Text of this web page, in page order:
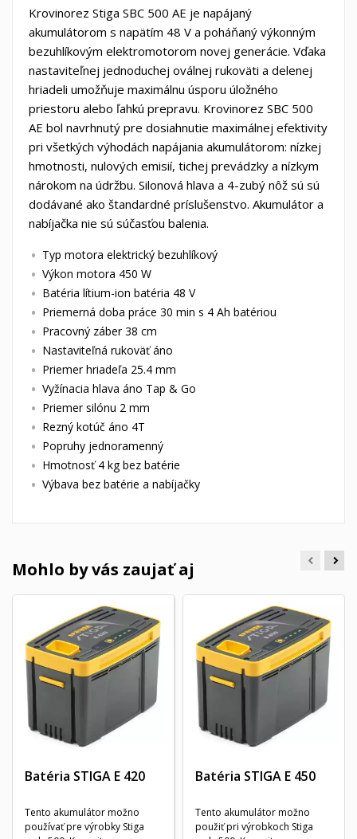
Krovinorez Stiga SBC 500 AE je napájaný
akumulátorom s napätím 48 V a poháňaný výkonným
bezuhlíkovým elektromotorom novej generácie. Vďaka
nastaviteľnej jednoduchej oválnej rukoväti a delenej
hriadeli umožňuje maximálnu úsporu úložného
priestoru alebo ľahkú prepravu. Krovinorez SBC 500
AE bol navrhnutý pre dosiahnutie maximálnej efektivity
pri všetkých výhodách napájania akumulátorom: nízkej
hmotnosti, nulových emisií, tichej prevádzky a nízkym
nárokom na údržbu. Silonová hlava a 4-zubý nôž sú sú
dodávané ako štandardné príslušenstvo. Akumulátor a
nabíjačka nie sú súčasťou balenia.
Typ motora elektrický bezuhlíkový
Výkon motora 450 W
Batéria lítium-ion batéria 48 V
Priemerná doba práce 30 min s 4 Ah batériou
Pracovný záber 38 cm
Nastaviteľná rukoväť áno
Priemer hriadeľa 25.4 mm
Vyžínacia hlava áno Tap & Go
Priemer silónu 2 mm
Rezný kotúč áno 4T
Popruhy jednoramenný
Hmotnosť 4 kg bez batérie
Výbava bez batérie a nabíjačky
Mohlo by vás zaujať aj
Batéria STIGA E 420
Tento akumulátor možno
používať pre výrobky Stiga
Batéria STIGA E 450
Tento akumulátor možno
použiť pri výrobkoch Stiga